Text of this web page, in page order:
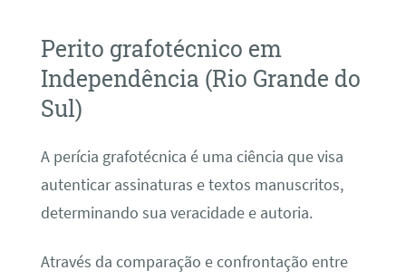
Perito grafotécnico em
Independência (Rio Grande do
Sul)
A perícia grafotécnica é uma ciência que visa
autenticar assinaturas e textos manuscritos,
determinando sua veracidade e autoria.
Através da comparação e confrontação entre